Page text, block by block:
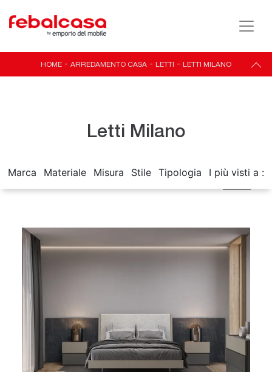
HOME - ARREDAMENTO CASA - LETTI - LETTI MILANO
Letti Milano
Marca Materiale Misura Stile Tipologia I più visti a :